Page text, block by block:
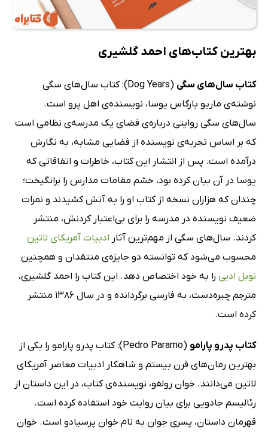
بهترین کتاب‌های احمد گلشیری
کتاب سال‌های سگی
(Dog Years): کتاب سال‌های سگی
نوشته‌ی ماریو بارگاس یوسا، نویسنده‌ی اهل پرو است.
سال‌های سگی روایتی درباره‌ی فضای یک مدرسه‌ی نظامی است
که بر اساس تجربه‌ی نویسنده از فضایی مشابه، به نگارش
درآمده است. پس از انتشار این کتاب، خاطرات و اتفاقاتی که
یوسا در آن بیان کرده بود، خشم مقامات مدارس را برانگیخت؛
چندان که هزاران نسخه از کتاب او را به آتش کشیدند و نمرات
ضعیف نویسنده در مدرسه را برای بی‌اعتبار کردنش، منتشر
کردند. سال‌های سگی از مهم‌ترین آثار ادبیات آمریکای لاتین
محسوب می‌شود که توانسته دو جایزه‌ی منتقدان و همچنین
نوبل ادبی را به خود اختصاص دهد. این کتاب را احمد گلشیری،
مترجم چیره‌دست، به فارسی برگردانده و در سال 1386 منتشر
کرده است.
کتاب پدرو پارامو
(Pedro Paramo): کتاب پدرو پارامو را یکی از
بهترین رمان‌های قرن بیستم و شاهکار ادبیات معاصر آمریکای
لاتین می‌دانند. خوان رولفو، نویسنده‌ی کتاب، در این داستان از
رئالیسم جادویی برای بیان روایت خود استفاده کرده است.
قهرمان داستان، پسری جوان به نام خوان پرسیادو است. خوان